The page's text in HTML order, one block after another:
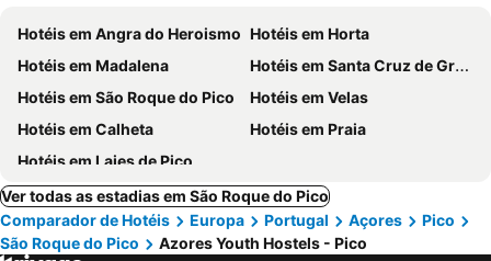
Hotéis em Angra do Heroismo Hotéis em Horta
Hotéis em Madalena
Hotéis em Santa Cruz de Graciosa
Hotéis em São Roque do Pico
Hotéis em Velas
Hotéis em Calheta
Hotéis em Praia
Hotéis em Lajes de Pico
Ver todas as estadias em São Roque do Pico
Comparador de Hotéis
Europa Portugal Açores
Pico
São Roque do Pico
Azores Youth Hostels - Pico